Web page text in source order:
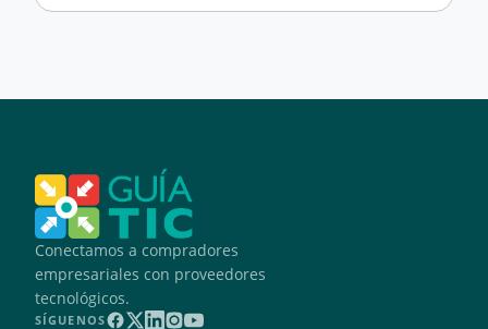
Conectamos a compradores
empresariales con proveedores
tecnológicos.
SÍGUENOS